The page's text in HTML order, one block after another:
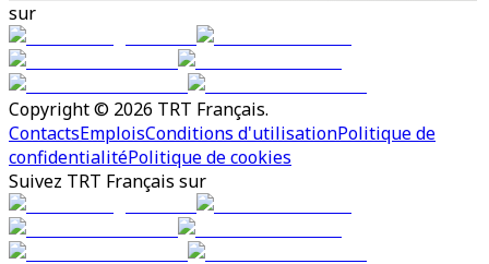
sur
Copyright © 2026 TRT Français.
ContactsEmploisConditions d'utilisationPolitique de
confidentialitéPolitique de cookies
Suivez TRT Français sur